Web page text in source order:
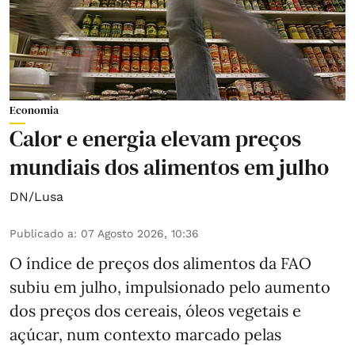
Economia
Calor e energia elevam preços
mundiais dos alimentos em julho
DN/Lusa
Publicado a: 07 Agosto 2026, 10:36
O índice de preços dos alimentos da FAO
subiu em julho, impulsionado pelo aumento
dos preços dos cereais, óleos vegetais e
açúcar, num contexto marcado pelas